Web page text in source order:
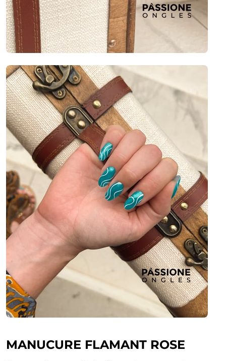
MANUCURE FLAMANT ROSE